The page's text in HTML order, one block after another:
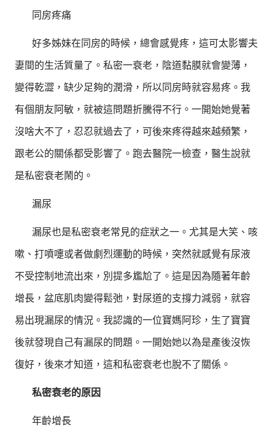
同房疼痛
好多姊妹在同房的時候，總會感覺疼，這可太影響夫
妻間的生活質量了。私密一衰老，陰道黏膜就會變薄，
變得乾澀，缺少足夠的潤滑，所以同房時就容易疼。我
有個朋友阿敏，就被這問題折騰得不行。一開始她覺著
沒啥大不了，忍忍就過去了，可後來疼得越來越頻繁，
跟老公的關係都受影響了。跑去醫院一檢查，醫生說就
是私密衰老鬧的。
漏尿
漏尿也是私密衰老常見的症狀之一。尤其是大笑、咳
嗽、打噴嚏或者做劇烈運動的時候，突然就感覺有尿液
不受控制地流出來，別提多尷尬了。這是因為隨著年齡
增長，盆底肌肉變得鬆弛，對尿道的支撐力減弱，就容
易出現漏尿的情況。我認識的一位寶媽阿珍，生了寶寶
後就發現自己有漏尿的問題。一開始她以為是產後沒恢
復好，後來才知道，這和私密衰老也脫不了關係。
私密衰老的原因
年齡增長